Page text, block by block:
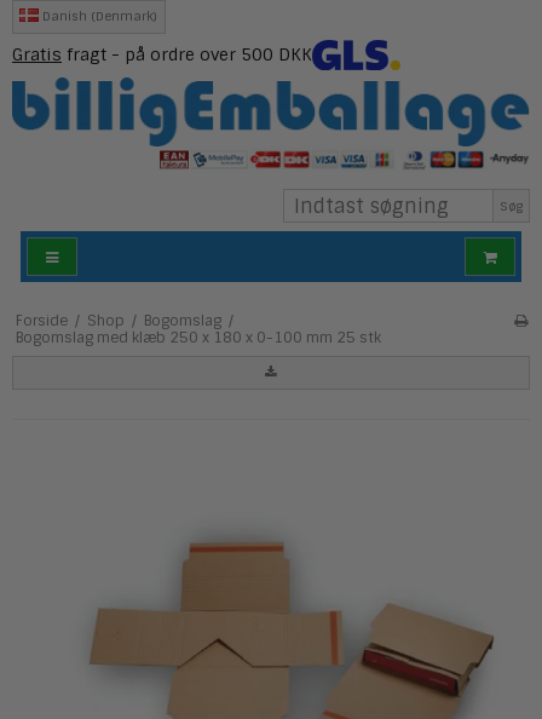
Danish (Denmark)
Gratis fragt - på ordre over 500 DKK
Søg
Forside / Shop / Bogomslag /
Bogomslag med klæb 250 x 180 x 0-100 mm 25 stk